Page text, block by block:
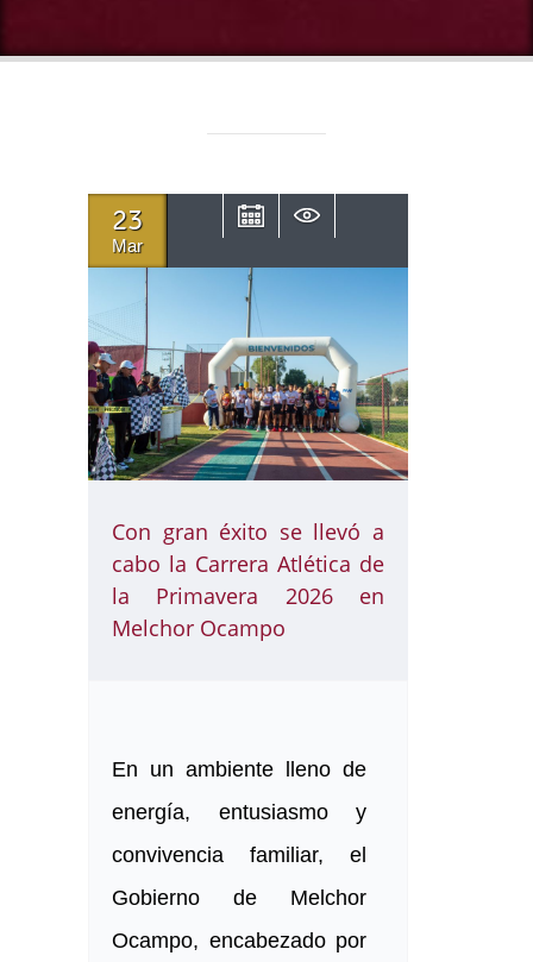
23
Mar
Con gran éxito se llevó a
cabo la Carrera Atlética de
la Primavera 2026 en
Melchor Ocampo
En un ambiente lleno de
energía, entusiasmo y
convivencia familiar, el
Gobierno de Melchor
Ocampo, encabezado por